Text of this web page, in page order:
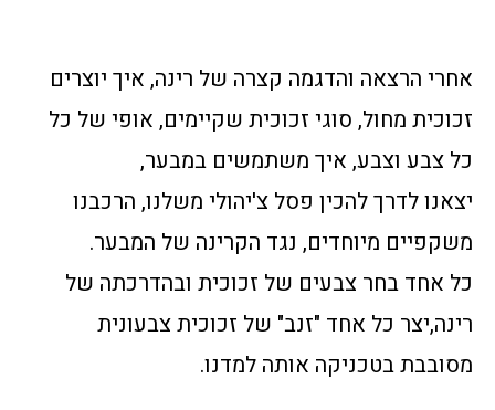
אחרי הרצאה והדגמה קצרה של רינה, איך יוצרים
זכוכית מחול, סוגי זכוכית שקיימים, אופי של כל
כל צבע וצבע, איך משתמשים במבער,
יצאנו לדרך להכין פסל צ'יהולי משלנו, הרכבנו
משקפיים מיוחדים, נגד הקרינה של המבער.
כל אחד בחר צבעים של זכוכית ובהדרכתה של
רינה,יצר כל אחד "זנב" של זכוכית צבעונית
מסובבת בטכניקה אותה למדנו.